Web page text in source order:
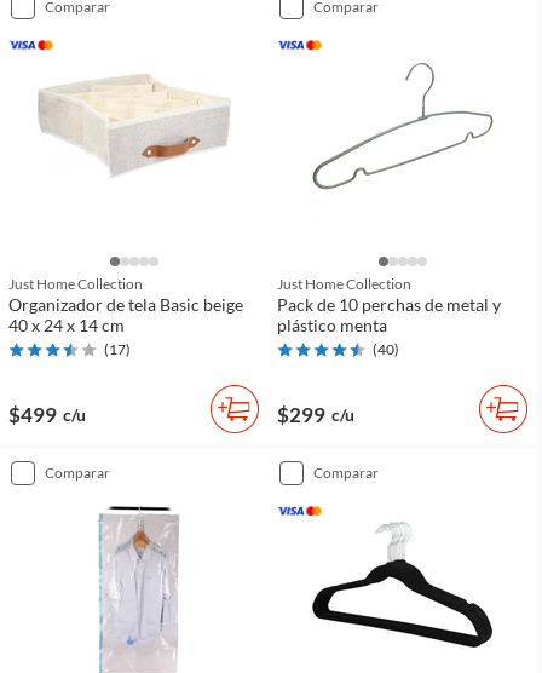
comparar
Just Home Collection
Organizador de tela Basic beige
40 x 24 x 14 cm
(17)
$499 c/u
comparar
Just Home Collection
Pack de 10 perchas de metal y
plástico menta
(40)
$299 c/u
comparar comparar